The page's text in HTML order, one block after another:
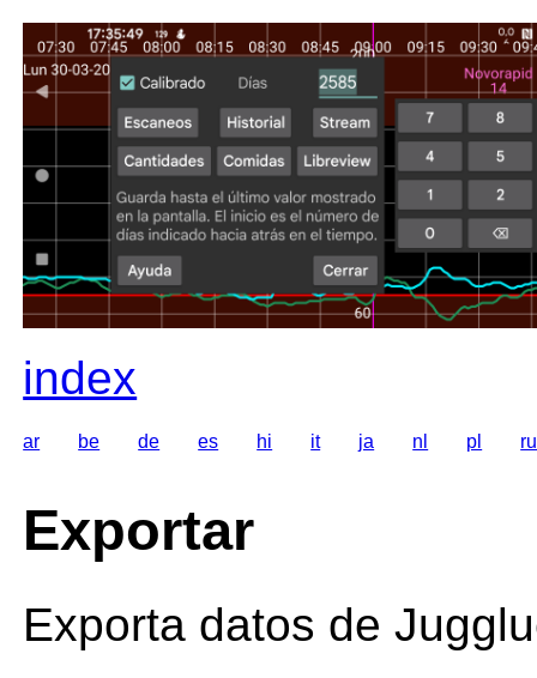
index
ar be de es hi it ja nl pl ru
Exportar
Exporta datos de